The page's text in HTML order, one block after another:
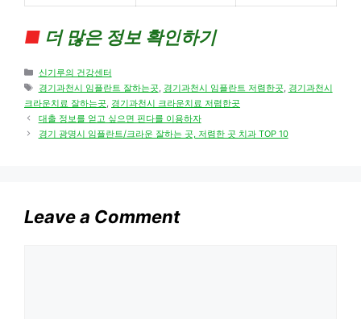
■ 더 많은 정보 확인하기
Categories
신기루의 건강센터
Tags
경기과천시 임플란트 잘하는곳, 경기과천시 임플란트 저렴한곳, 경기과천시
크라운치료 잘하는곳, 경기과천시 크라운치료 저렴한곳
대출 정보를 얻고 싶으면 핀다를 이용하자
경기 광명시 임플란트/크라운 잘하는 곳, 저렴한 곳 치과 TOP 10
Leave a Comment